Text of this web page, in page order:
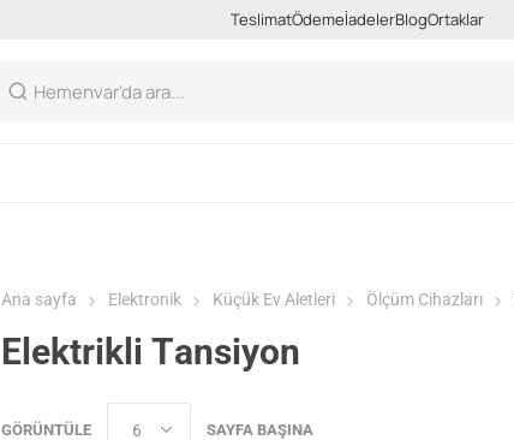
TeslimatÖdemeİadelerBlogOrtaklar
Ana sayfa Elektronik Küçük Ev Aletleri Ölçüm Cihazları
Еlektrikli Тansiyon
GÖRÜNTÜLE SAYFA BAŞINA